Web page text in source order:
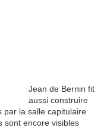
Jean de Bernin fit
aussi construire
par la salle capitulaire
sont encore visibles